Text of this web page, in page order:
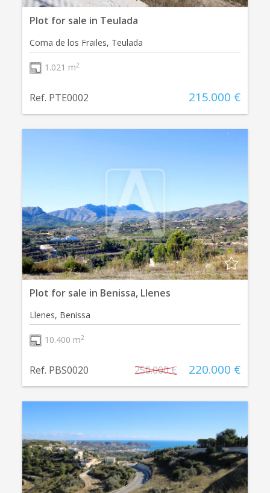
Plot for sale in Teulada
Coma de los Frailes, Teulada
1.021 m2
Ref. PTE0002 215.000 €
Plot for sale in Benissa, Llenes
Llenes, Benissa
10.400 m2
Ref. PBS0020 250.000 € 220.000 €